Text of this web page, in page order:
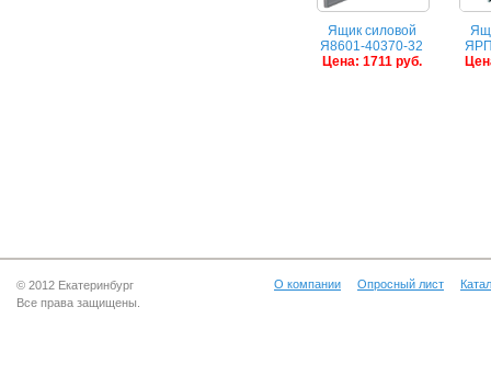
Ящик силовой
Я8601-40370-32
Цена: 1711 руб.
© 2012 Екатеринбург
Все права защищены.
О компании Опросный лист